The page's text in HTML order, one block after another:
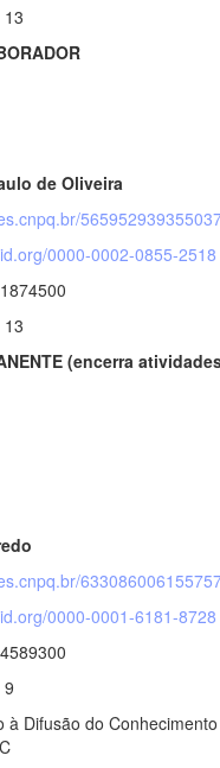
13
de Oliveira
0000-0002-0855-2518
13
(encerra
0000-0001-6181-8728
9
à Difusão do Conhecimento